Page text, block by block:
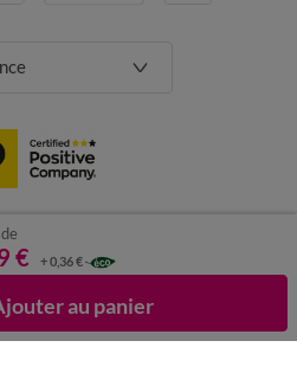
€ + 0,36 €
au panier
Données personnelles